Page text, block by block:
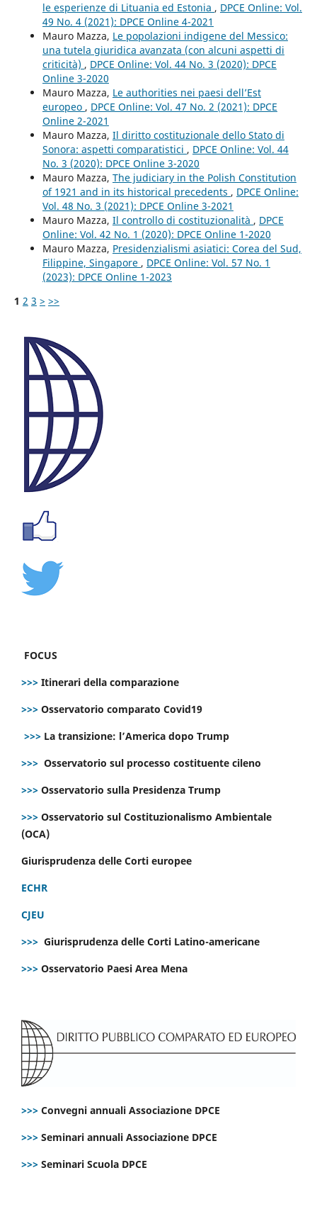
le esperienze di Lituania ed Estonia , DPCE Online: Vol.
49 No. 4 (2021): DPCE Online 4-2021
Mauro Mazza, Le popolazioni indigene del Messico:
una tutela giuridica avanzata (con alcuni aspetti di
criticità) , DPCE Online: Vol. 44 No. 3 (2020): DPCE
Online 3-2020
Mauro Mazza, Le authorities nei paesi dell’Est
europeo , DPCE Online: Vol. 47 No. 2 (2021): DPCE
Online 2-2021
Mauro Mazza, Il diritto costituzionale dello Stato di
Sonora: aspetti comparatistici , DPCE Online: Vol. 44
No. 3 (2020): DPCE Online 3-2020
Mauro Mazza, The judiciary in the Polish Constitution
of 1921 and in its historical precedents , DPCE Online:
Vol. 48 No. 3 (2021): DPCE Online 3-2021
Mauro Mazza, Il controllo di costituzionalità , DPCE
Online: Vol. 42 No. 1 (2020): DPCE Online 1-2020
Mauro Mazza, Presidenzialismi asiatici: Corea del Sud,
Filippine, Singapore , DPCE Online: Vol. 57 No. 1
(2023): DPCE Online 1-2023
1 2 3 > >>
FOCUS
>>> Itinerari della comparazione
>>> Osservatorio comparato Covid19
>>> La transizione: l’America dopo Trump
>>> Osservatorio sul processo costituente cileno
>>> Osservatorio sulla Presidenza Trump
>>> Osservatorio sul Costituzionalismo Ambientale
(OCA)
Giurisprudenza delle Corti europee
ECHR
CJEU
>>> Giurisprudenza delle Corti Latino-americane
>>> Osservatorio Paesi Area Mena
>>> Convegni annuali Associazione DPCE
>>> Seminari annuali Associazione DPCE
>>> Seminari Scuola DPCE